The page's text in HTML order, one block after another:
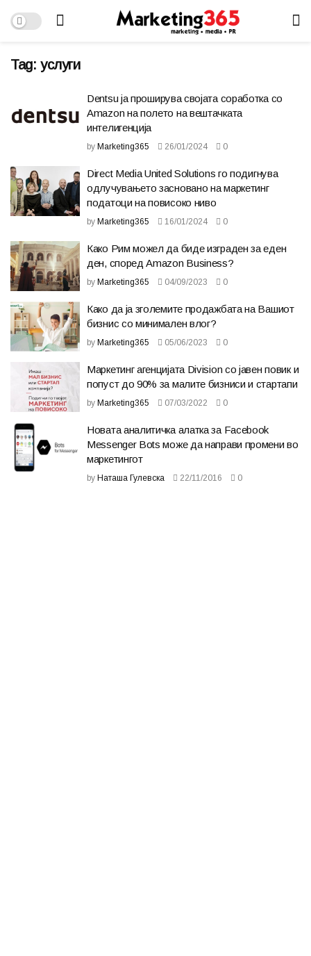
Tag: услуги
Dentsu ја проширува својата соработка со
Amazon на полето на вештачката
интелигенција
by Marketing365 26/01/2024 0
Direct Media United Solutions го подигнува
одлучувањето засновано на маркетинг
податоци на повисоко ниво
by Marketing365 16/01/2024 0
Како Рим можел да биде изграден за еден
ден, според Amazon Business?
by Marketing365 04/09/2023 0
Како да ја зголемите продажбата на Вашиот
бизнис со минимален влог?
by Marketing365 05/06/2023 0
Маркетинг агенцијата Division со јавен повик и
попуст до 90% за малите бизниси и стартапи
by Marketing365 07/03/2022 0
Новата аналитичка алатка за Facebook
Messenger Bots може да направи промени во
маркетингот
by Наташа Гулевска 22/11/2016 0